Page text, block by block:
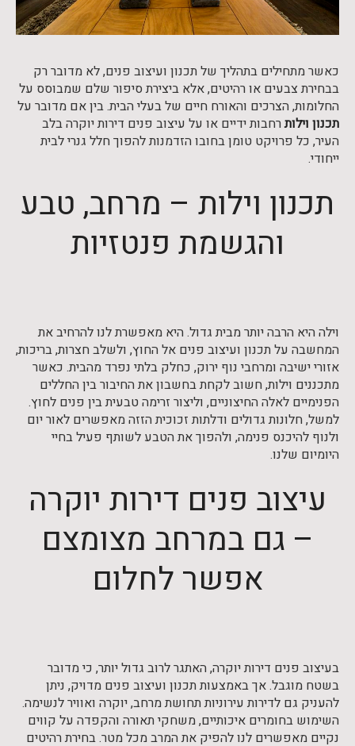
כאשר מתחילים בתהליך של תכנון ועיצוב פנים, לא מדובר רק
בבחירת צבעים או רהיטים, אלא ביצירת סיפור שלם שמבוסס על
החלומות, הצרכים והאורח חיים של בעלי הבית. בין אם מדובר על
תכנון וילותרחבות ידיים או על עיצוב פנים דירות יוקרה בלב
העיר, כל פרויקט טומן בחובו הזדמנות להפוך חלל גנרי לבית
ייחודי.
תכנון וילות – מרחב, טבע
והגשמת פנטזיות
וילה היא הרבה יותר מבית גדול. היא מאפשרת לנו להרחיב את
המחשבה על תכנון ועיצוב פנים אל החוץ, ולשלב חצרות, בריכות,
אזורי ישיבה ומרחבי נוף ירוק, כחלק בלתי נפרד מהבית. כאשר
מתכננים וילות, חשוב לקחת בחשבון את החיבור בין החללים
הפנימיים לאלה החיצוניים, וליצור זרימה טבעית בין פנים לחוץ.
למשל, חלונות גדולים ודלתות זכוכית הזזה מאפשרים לאור יום
ולנוף להיכנס פנימה, ולהפוך את הטבע לשותף פעיל בחיי
היומיום שלנו.
עיצוב פנים דירות יוקרה
– גם במרחב מצומצם
אפשר לחלום
בעיצוב פנים דירות יוקרה, האתגר לרוב גדול יותר, כי מדובר
בשטח מוגבל. אך באמצעות תכנון ועיצוב פנים מדויק, ניתן
להעניק גם לדירות עירוניות תחושת מרחב, יוקרה ואוויר לנשימה.
השימוש בחומרים איכותיים, משחקי תאורה והקפדה על קווים
נקיים מאפשרים לנו להפיק את המרב מכל מטר. בחירת רהיטים